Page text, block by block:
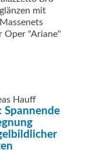
mit
Oper "Ariane"
Hauff
Spannende